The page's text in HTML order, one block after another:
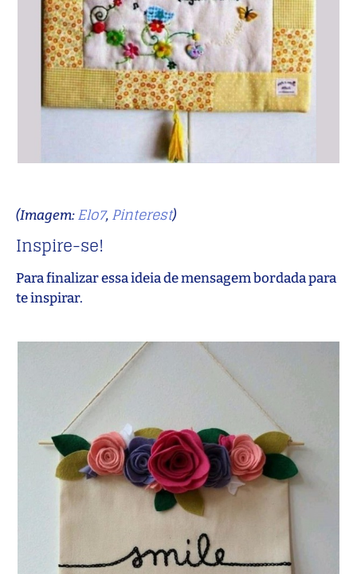
(Imagem:Elo7, Pinterest)
Inspire-se!
Para finalizar essa ideia de mensagem bordada para
te inspirar.